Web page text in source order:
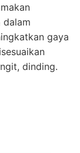
dalam
gaya
dinding.